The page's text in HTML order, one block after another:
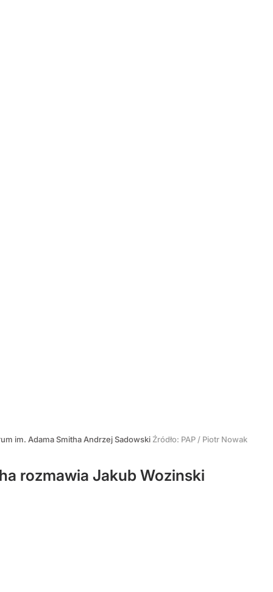
im. Adama Smitha Andrzej Sadowski Źródło: PAP / Piotr Nowak
rozmawia Jakub Wozinski